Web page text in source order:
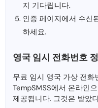
지 기다립니다.
인증 페이지에서 수신
하세요.
영국 임시 전화번호
무료 임시 영국 가상 전
TempSMSS에서 온라인
제공됩니다. 그것은 받았